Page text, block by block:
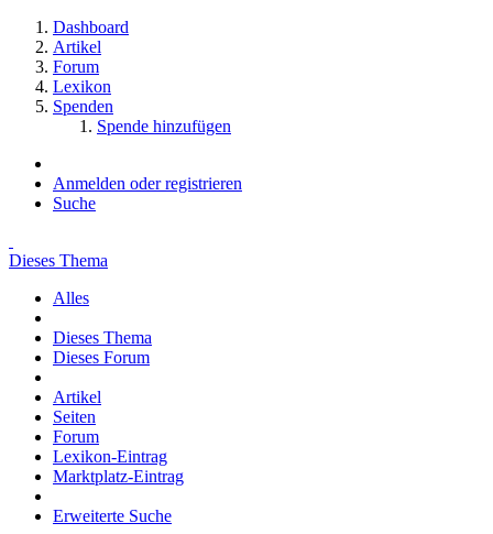
Dashboard
Artikel
Forum
Lexikon
Spenden
Spende hinzufügen
Anmelden oder registrieren
Suche
Dieses Thema
Alles
Dieses Thema
Dieses Forum
Artikel
Seiten
Forum
Lexikon-Eintrag
Marktplatz-Eintrag
Erweiterte Suche